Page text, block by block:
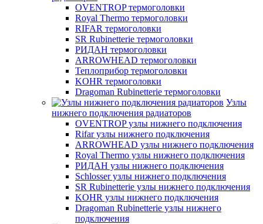
OVENTROP термоголовки
Royal Thermo термоголовки
RIFAR термоголовки
SR Rubinetterie термоголовки
РИДАН термоголовки
ARROWHEAD термоголовки
Теплоприбор термоголовки
KOHR термоголовки
Dragoman Rubinetterie термоголовки
Узлы
нижнего подключения радиаторов
OVENTROP узлы нижнего подключения
Rifar узлы нижнего подключения
ARROWHEAD узлы нижнего подключения
Royal Thermo узлы нижнего подключения
РИДАН узлы нижнего подключения
Schlosser узлы нижнего подключения
SR Rubinetterie узлы нижнего подключения
KOHR узлы нижнего подключения
Dragoman Rubinetterie узлы нижнего
подключения